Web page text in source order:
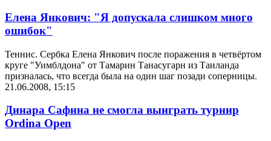
Елена Янкович: "Я допускала слишком много
ошибок"
Теннис. Сербка Елена Янкович после поражения в четвёртом
круге "Уимблдона" от Тамарин Танасугарн из Таиланда
призналась, что всегда была на один шаг позади соперницы.
21.06.2008, 15:15
Динара Сафина не смогла выиграть турнир
Ordina Open